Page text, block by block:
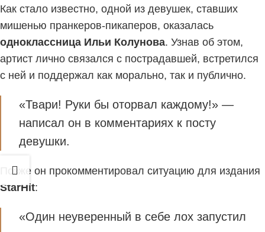
Как стало известно, одной из девушек, ставших
мишенью пранкеров-пикаперов, оказалась
одноклассница Ильи Колунова. Узнав об этом,
артист лично связался с пострадавшей, встретился
с ней и поддержал как морально, так и публично.
«Твари! Руки бы оторвал каждому!» —
написал он в комментариях к посту
девушки.
Позже он прокомментировал ситуацию для издания
StarHit:
«Один неуверенный в себе лох запустил